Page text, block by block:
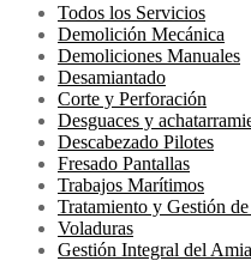
Todos los Servicios
Demolición Mecánica
Demoliciones Manuales
Desamiantado
Corte y Perforación
Desguaces y
Descabezado Pilotes
Fresado Pantallas
Trabajos Marítimos
Tratamiento y Gestión
Voladuras
Gestión Integral del